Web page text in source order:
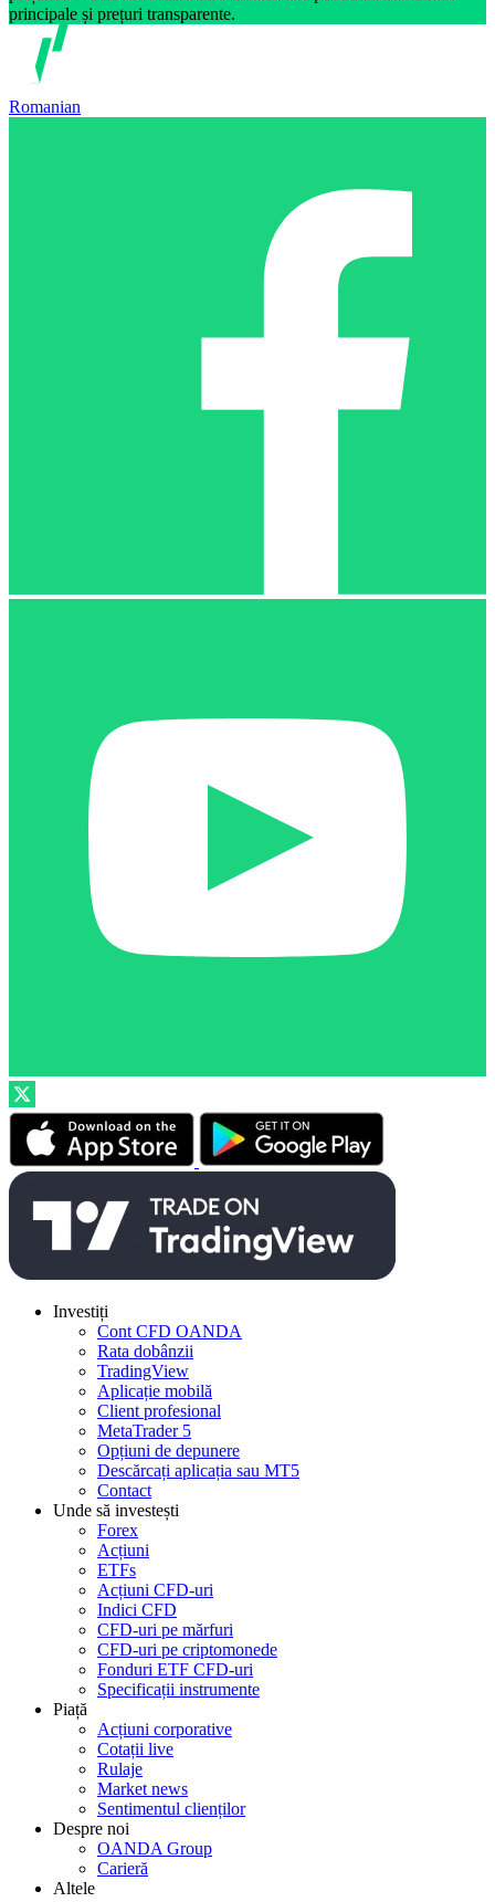
principale și prețuri transparente.
Romanian
Investiți
Cont CFD OANDA
Rata dobânzii
TradingView
Aplicație mobilă
Client profesional
MetaTrader 5
Opțiuni de depunere
Descărcați aplicația sau MT5
Contact
Unde să investești
Forex
Acțiuni
ETFs
Acțiuni CFD-uri
Indici CFD
CFD-uri pe mărfuri
CFD-uri pe criptomonede
Fonduri ETF CFD-uri
Specificații instrumente
Piață
Acțiuni corporative
Cotații live
Rulaje
Market news
Sentimentul clienților
Despre noi
OANDA Group
Carieră
Altele